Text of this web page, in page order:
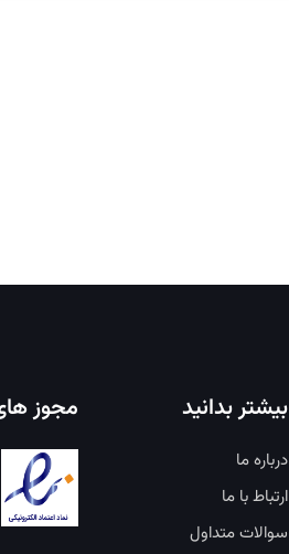
بیشتر بدانید
درباره ما
ارتباط با ما
سوالات متداول
مجوز